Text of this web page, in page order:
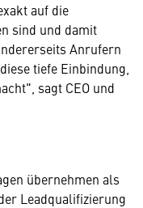
auf die
sind und damit
Anrufern
tiefe Einbindung,
sagt CEO und
übernehmen als
Leadqualifizierung